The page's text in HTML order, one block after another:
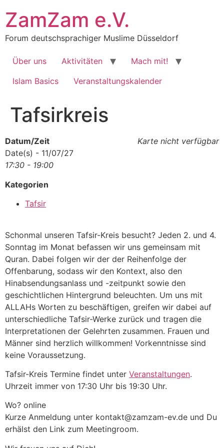
Inhalt
springen
ZamZam e.V.
Forum deutschsprachiger Muslime Düsseldorf
Über uns Aktivitäten
Mach mit!
Islam Basics
Veranstaltungskalender
Tafsirkreis
Karte nicht verfügbar
Datum/Zeit
Date(s) - 11/07/27
17:30 - 19:00
Kategorien
Tafsir
Schonmal unseren Tafsir-Kreis besucht? Jeden 2. und 4.
Sonntag im Monat befassen wir uns gemeinsam mit
Quran. Dabei folgen wir der der Reihenfolge der
Offenbarung, sodass wir den Kontext, also den
Hinabsendungsanlass und -zeitpunkt sowie den
geschichtlichen Hintergrund beleuchten. Um uns mit
ALLAHs Worten zu beschäftigen, greifen wir dabei auf
unterschiedliche Tafsir-Werke zurück und tragen die
Interpretationen der Gelehrten zusammen. Frauen und
Männer sind herzlich willkommen! Vorkenntnisse sind
keine Voraussetzung.
Tafsir-Kreis Termine findet unter Veranstaltungen.
Uhrzeit immer von 17:30 Uhr bis 19:30 Uhr.
Wo? online
Kurze Anmeldung unter kontakt@zamzam-ev.de und Du
erhälst den Link zum Meetingroom.